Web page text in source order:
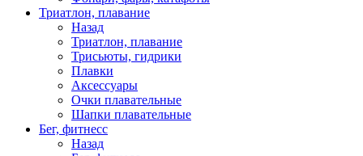
Триатлон, плавание
Назад
Триатлон, плавание
Трисьюты, гидрики
Плавки
Аксессуары
Очки плавательные
Шапки плавательные
Бег, фитнесс
Назад